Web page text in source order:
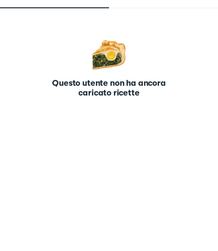
Questo utente non ha ancora
caricato ricette